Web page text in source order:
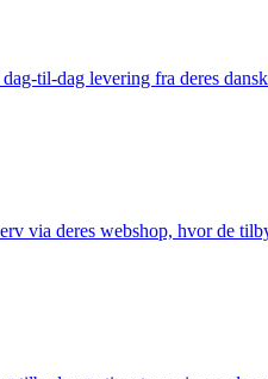
til-dag levering fra deres
via deres webshop, hvor de